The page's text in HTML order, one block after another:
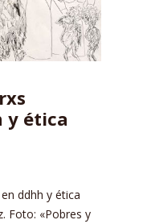
y ética
ddhh y ética
Foto: «Pobres y